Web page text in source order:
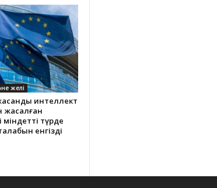
желі
интеллект
жасалған
міндетті түрде
енгізді